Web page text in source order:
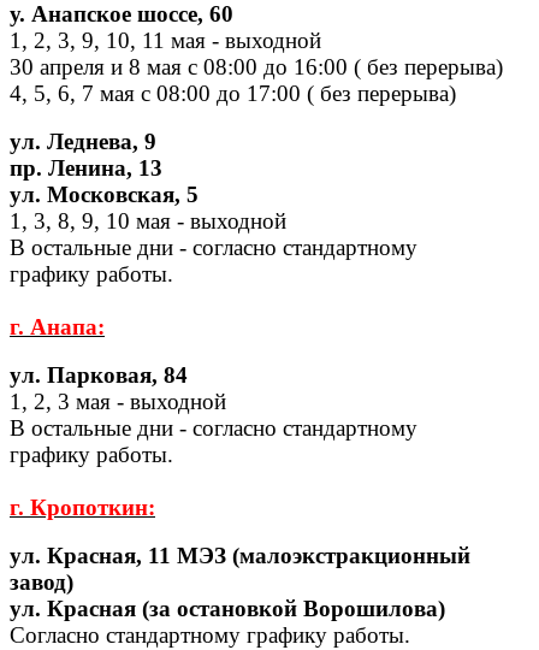
у. Анапское шоссе, 60
1, 2, 3, 9, 10, 11 мая - выходной
30 апреля и 8 мая с 08:00 до 16:00 ( без перерыва)
4, 5, 6, 7 мая с 08:00 до 17:00 ( без перерыва)
ул. Леднева, 9
пр. Ленина, 13
ул. Московская, 5
1, 3, 8, 9, 10 мая - выходной
В остальные дни - согласно стандартному
графику работы.
г. Анапа:
ул. Парковая, 84
1, 2, 3 мая - выходной
В остальные дни - согласно стандартному
графику работы.
г. Кропоткин:
ул. Красная, 11 МЭЗ (малоэкстракционный
завод)
ул. Красная (за остановкой Ворошилова)
Согласно стандартному графику работы.